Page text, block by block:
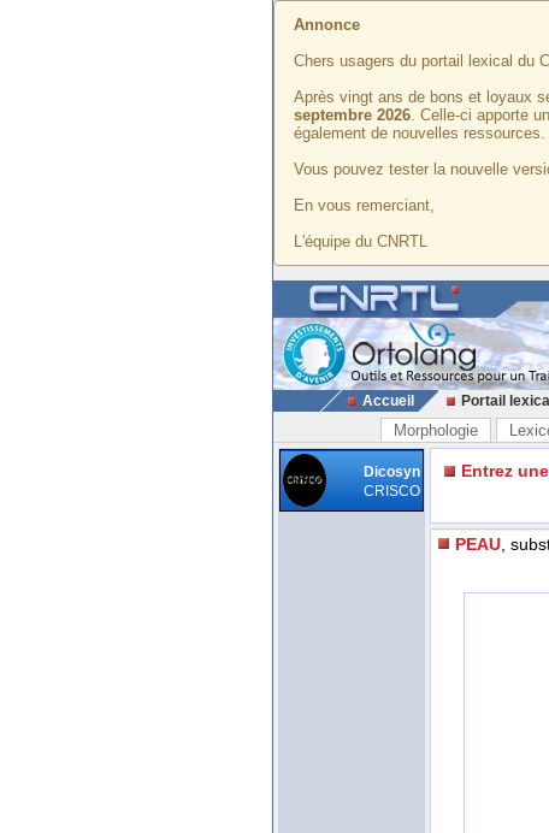
Annonce
Chers usagers du portail lexical du
Après vingt ans de bons et loyaux
septembre 2026. Celle-ci apporte
également de nouvelles ressources.
Vous pouvez tester la nouvelle
En vous remerciant,
L'équipe du CNRTL
Accueil Portail lexical
Morphologie
Dicosyn
CRISCO
Entrez
PEAU ,